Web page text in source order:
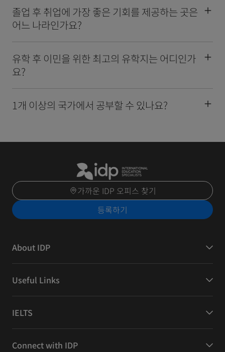
졸업 후 취업에 가장 좋은 기회를 제공하는 곳은
어느 나라인가요?
유학 후 이민을 위한 최고의 유학지는 어디인가
요?
1개 이상의 국가에서 공부할 수 있나요?
가까운 IDP 오피스 찾기
등록하기
About IDP
Useful Links
IELTS
Connect with IDP